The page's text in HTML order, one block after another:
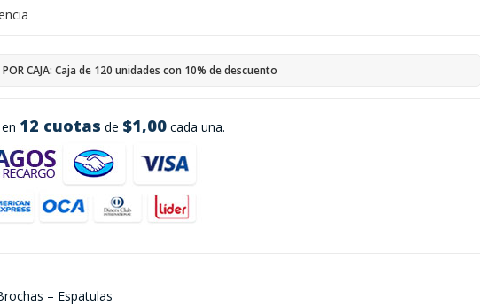
12 cuotas de $1,00cada una.
POR CAJA: Caja de 120 unidades con 10% de descuento
– Espatulas